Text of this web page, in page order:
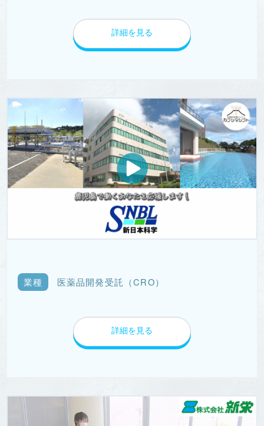
詳細を見る
業種 医薬品開発受託（CRO）
詳細を見る